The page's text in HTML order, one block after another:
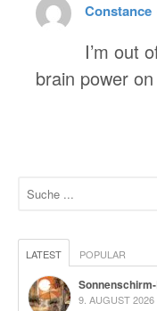
Constance
I’m out
brain power
LATEST POPULAR
9. AUGUST 2026